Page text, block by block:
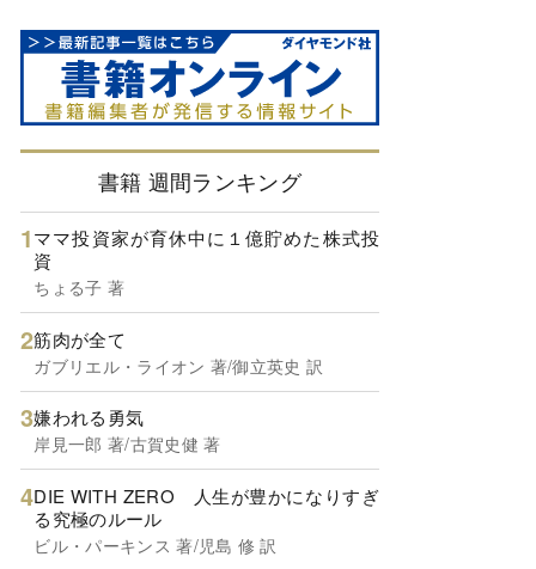
書籍 週間ランキング
ママ投資家が育休中に１億貯めた株式投
資
ちょる子 著
筋肉が全て
ガブリエル・ライオン 著/御立英史 訳
嫌われる勇気
岸見一郎 著/古賀史健 著
DIE WITH ZERO 人生が豊かになりすぎ
る究極のルール
ビル・パーキンス 著/児島 修 訳